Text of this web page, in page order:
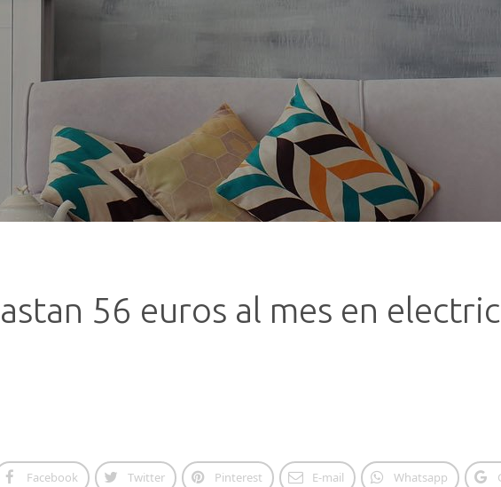
56 euros al mes en
Facebook Twitter Pinterest E-mail Whatsapp